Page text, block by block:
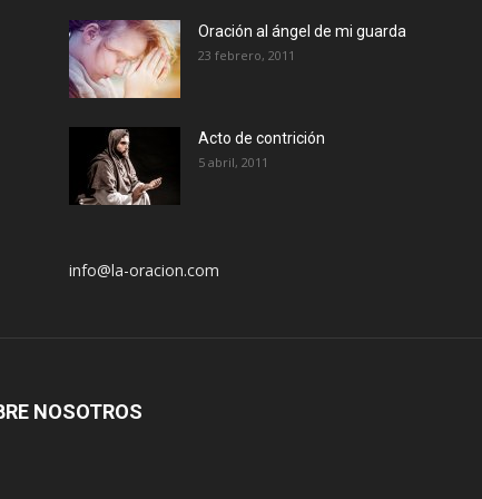
Oración al ángel de mi guarda
23 febrero, 2011
Acto de contrición
5 abril, 2011
info@la-oracion.com
NOSOTROS